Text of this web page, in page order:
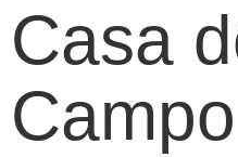
Casa